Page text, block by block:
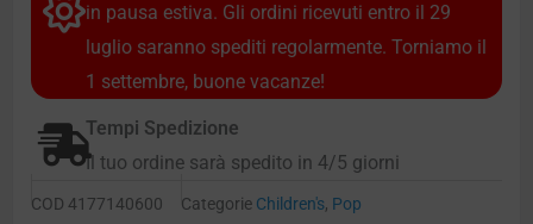
in pausa estiva. Gli ordini ricevuti entro il 29
luglio saranno spediti regolarmente. Torniamo il
1 settembre, buone vacanze!
Tempi Spedizione
Il tuo ordine sarà spedito in 4/5 giorni
COD 4177140600 Categorie Children's, Pop